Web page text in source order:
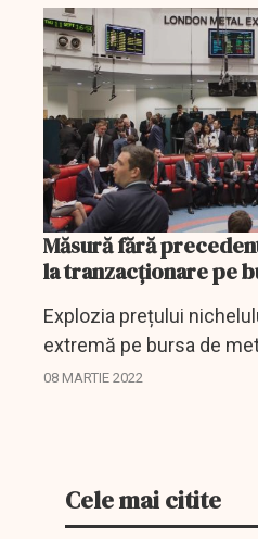
filialele...
Măsură fără
la tranzacționare pe
Explozia prețului
extremă pe bursa de
08 MARTIE 2022
Cele mai citite